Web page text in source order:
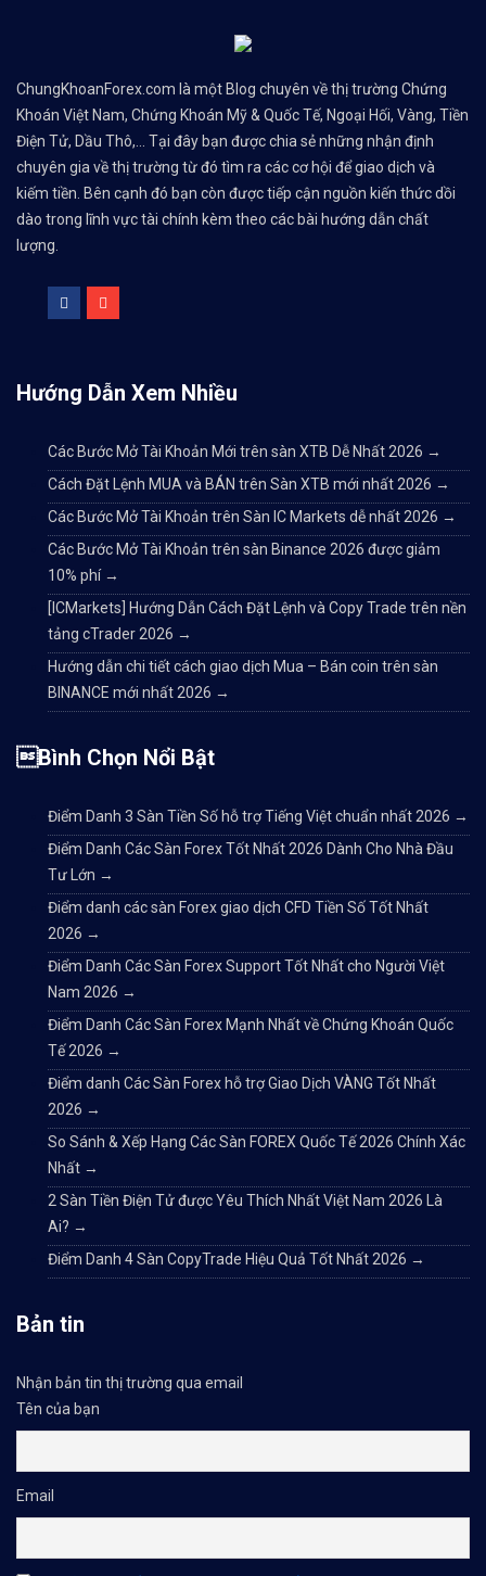
ChungKhoanForex.com là một Blog chuyên về thị trường Chứng
Khoán Việt Nam, Chứng Khoán Mỹ & Quốc Tế, Ngoại Hối, Vàng, Tiền
Điện Tử, Dầu Thô,... Tại đây bạn được chia sẻ những nhận định
chuyên gia về thị trường từ đó tìm ra các cơ hội để giao dịch và
kiếm tiền. Bên cạnh đó bạn còn được tiếp cận nguồn kiến thức dồi
dào trong lĩnh vực tài chính kèm theo các bài hướng dẫn chất
lượng.
Hướng Dẫn Xem Nhiều
Các Bước Mở Tài Khoản Mới trên sàn XTB Dễ Nhất 2026 →
Cách Đặt Lệnh MUA và BÁN trên Sàn XTB mới nhất 2026 →
Các Bước Mở Tài Khoản trên Sàn IC Markets dễ nhất 2026 →
Các Bước Mở Tài Khoản trên sàn Binance 2026 được giảm
10% phí →
[ICMarkets] Hướng Dẫn Cách Đặt Lệnh và Copy Trade trên nền
tảng cTrader 2026 →
Hướng dẫn chi tiết cách giao dịch Mua – Bán coin trên sàn
BINANCE mới nhất 2026 →
Bình Chọn Nổi Bật
Điểm Danh 3 Sàn Tiền Số hỗ trợ Tiếng Việt chuẩn nhất 2026 →
Điểm Danh Các Sàn Forex Tốt Nhất 2026 Dành Cho Nhà Đầu
Tư Lớn →
Điểm danh các sàn Forex giao dịch CFD Tiền Số Tốt Nhất
2026 →
Điểm Danh Các Sàn Forex Support Tốt Nhất cho Người Việt
Nam 2026 →
Điểm Danh Các Sàn Forex Mạnh Nhất về Chứng Khoán Quốc
Tế 2026 →
Điểm danh Các Sàn Forex hỗ trợ Giao Dịch VÀNG Tốt Nhất
2026 →
So Sánh & Xếp Hạng Các Sàn FOREX Quốc Tế 2026 Chính Xác
Nhất →
2 Sàn Tiền Điện Tử được Yêu Thích Nhất Việt Nam 2026 Là
Ai? →
Điểm Danh 4 Sàn CopyTrade Hiệu Quả Tốt Nhất 2026 →
Bản tin
Nhận bản tin thị trường qua email
Tên của bạn
Email